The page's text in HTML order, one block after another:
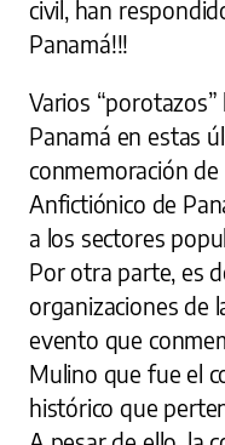
civil, han
Panamá!!!
Varios
Panamá en estas
conmemoración
Anfictiónico de
a los sectores
Por otra parte, es
organizaciones de
evento que
Mulino que fue el
histórico que